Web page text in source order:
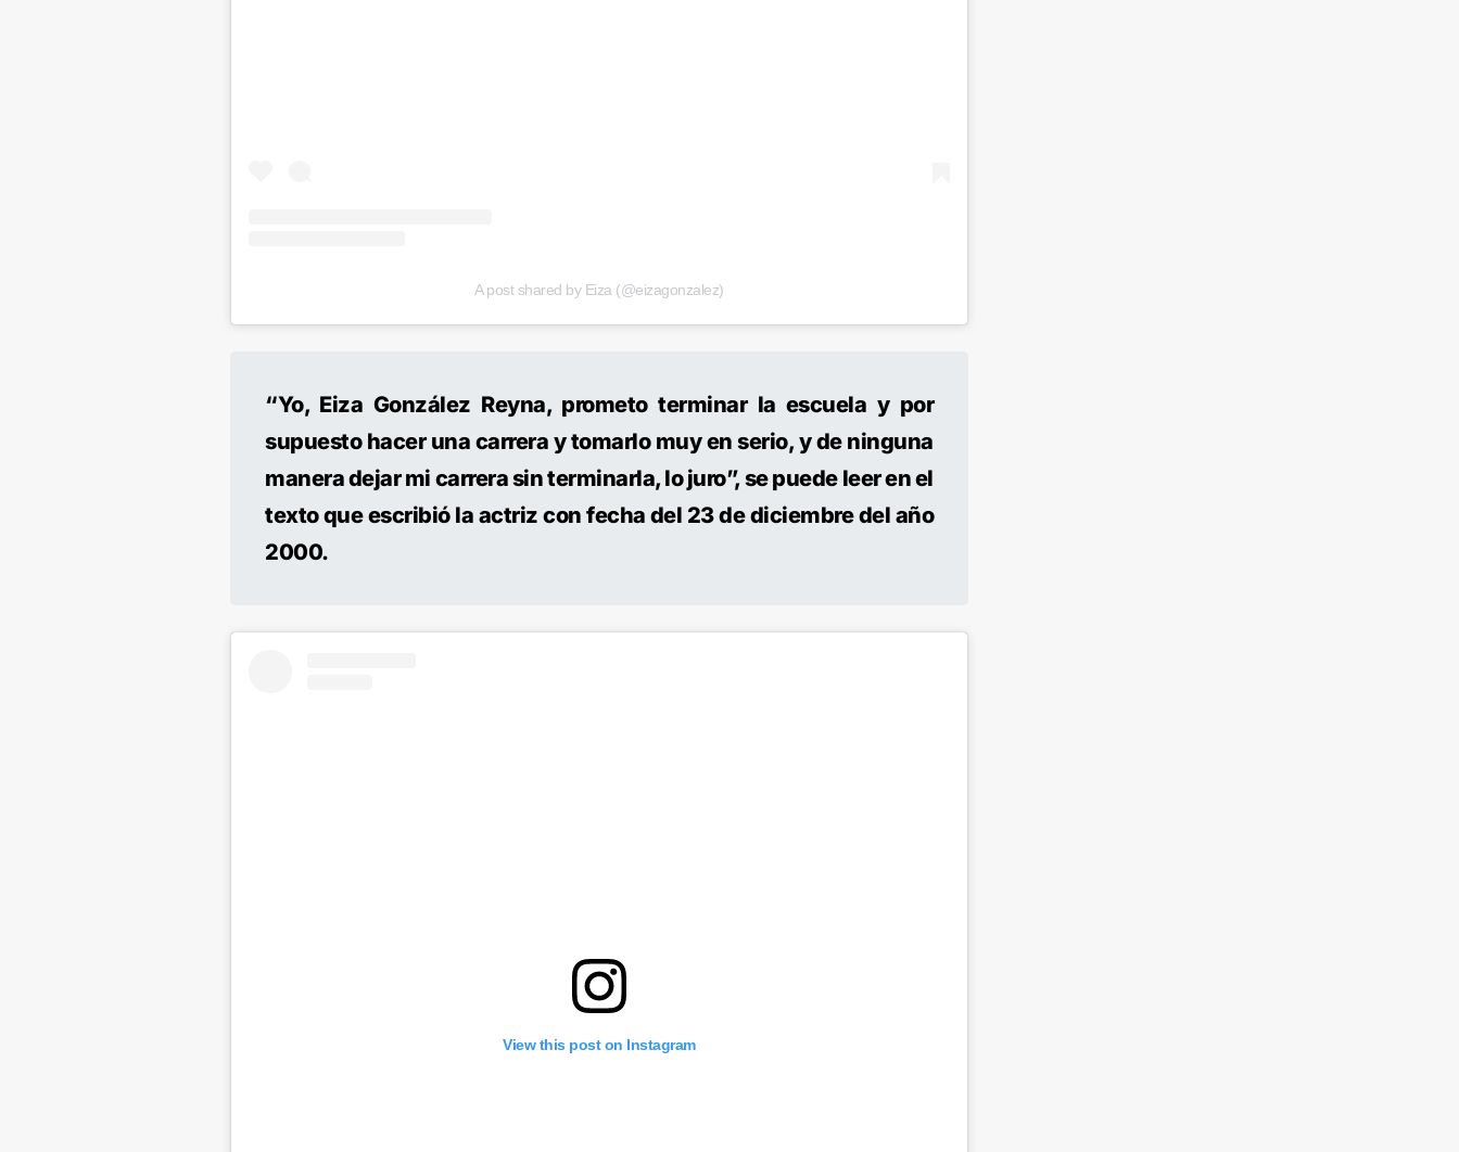
A post shared by Eiza (@eizagonzalez)
“Yo, Eiza González Reyna, prometo terminar la escuela y por
supuesto hacer una carrera y tomarlo muy en serio, y de ninguna
manera dejar mi carrera sin terminarla, lo juro”, se puede leer en el
texto que escribió la actriz con fecha del 23 de diciembre del año
2000.
View this post on Instagram